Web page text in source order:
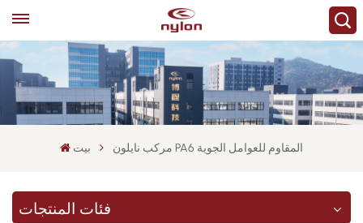
بيت مركب نايلون PA6 المقاوم للعوامل الجوية
فئات المنتجات